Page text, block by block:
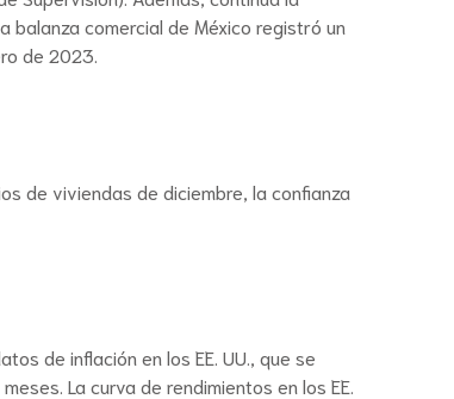
balanza comercial de México registró un
de 2023.
de viviendas de diciembre, la confianza
de inflación en los EE. UU., que se
La curva de rendimientos en los EE.